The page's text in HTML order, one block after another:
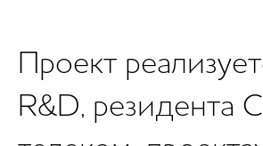
Проект
R&D, резидента